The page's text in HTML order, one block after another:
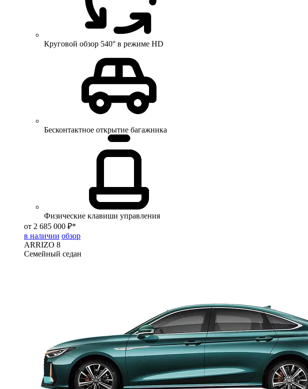
Круговой обзор 540° в режиме HD
Бесконтактное открытие багажника
Физические клавиши управления
от 2 685 000 ₽*
в наличии обзор
ARRIZO 8
Семейный седан